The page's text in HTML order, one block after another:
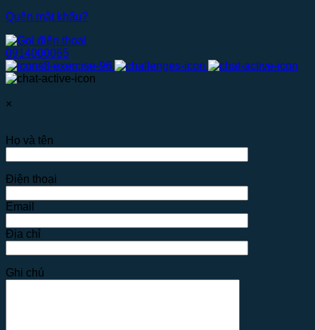
Quên mật khẩu?
0914000065
×
Họ và tên
Điện thoại
Email
Địa chỉ
Ghi chú